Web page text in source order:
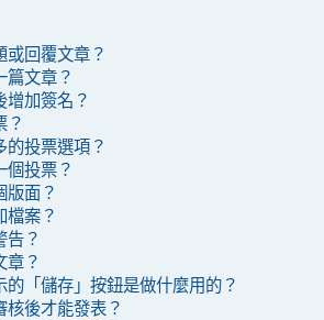
或回覆文章？
篇文章？
增加簽名？
？
的投票選項？
個投票？
版面？
檔案？
告？
章？
「儲存」按鈕是做什麼用的？
核後才能發表？